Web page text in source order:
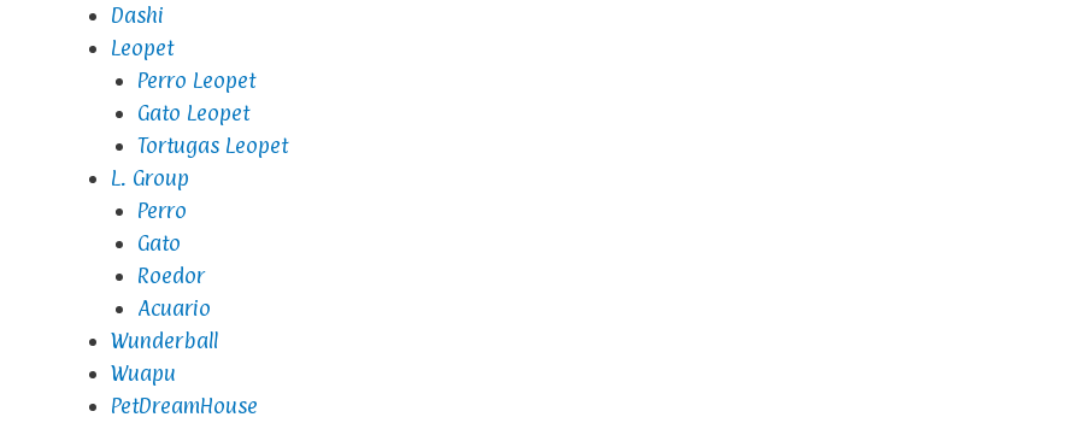
Dashi
Leopet
Perro Leopet
Gato Leopet
Tortugas Leopet
L. Group
Perro
Gato
Roedor
Acuario
Wunderball
Wuapu
PetDreamHouse